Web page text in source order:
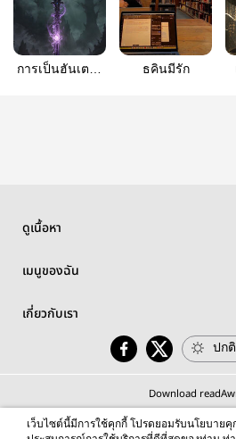
การเป็นฮันเตอร์
ธคินมีรัก
ดูเนื้อหา
เมนูของฉัน
เกี่ยวกับเรา
ปกติ
Download
เว็บไซต์นี้มีการใช้คุกกี้ โปรดยอมรับนโยบายคุ